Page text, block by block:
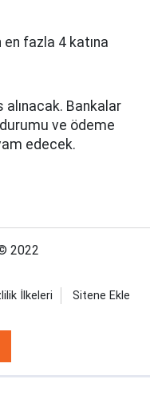
en fazla 4 katına
Bankalar
ve ödeme
edecek.
2022
İlkeleri Sitene Ekle